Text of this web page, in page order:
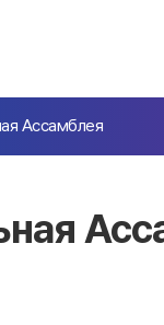
Ассамблея